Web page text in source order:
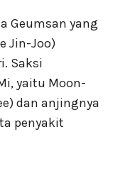
Geumsan yang
Jin-Joo)
Saksi
yaitu Moon-
dan anjingnya
penyakit